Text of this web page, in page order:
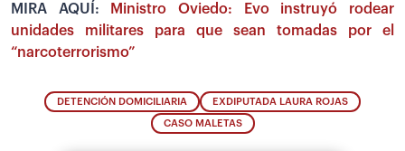
MIRA AQUÍ:
Ministro Oviedo: Evo instruyó rodear
unidades militares para que sean tomadas por el
“narcoterrorismo”
DETENCIÓN DOMICILIARIA EXDIPUTADA LAURA ROJAS
CASO MALETAS